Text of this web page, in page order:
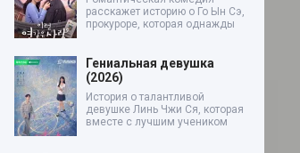
+2 +8
расскажет историю о Го Ын Сэ,
прокуроре, которая однажды
Гениальная девушка
(2026)
История о талантливой
девушке Линь Чжи Ся, которая
вместе с лучшим учеником